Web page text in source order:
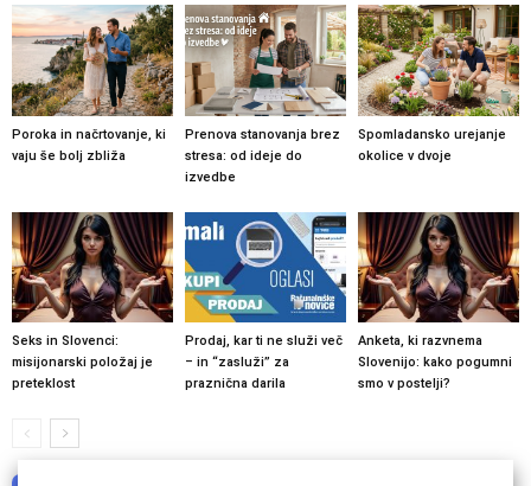
Poroka in načrtovanje, ki
vaju še bolj zbliža
Prenova stanovanja brez
stresa: od ideje do
izvedbe
Spomladansko urejanje
okolice v dvoje
Seks in Slovenci:
misijonarski položaj je
preteklost
Prodaj, kar ti ne služi več
– in “zasluži” za
praznična darila
Anketa, ki razvnema
Slovenijo: kako pogumni
smo v postelji?